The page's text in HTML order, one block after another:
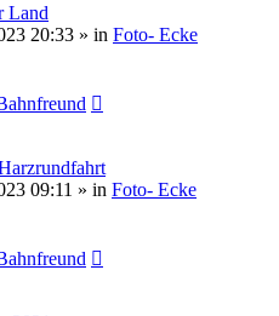
Land
20:33 » in Foto- Ecke
09:11 » in Foto- Ecke